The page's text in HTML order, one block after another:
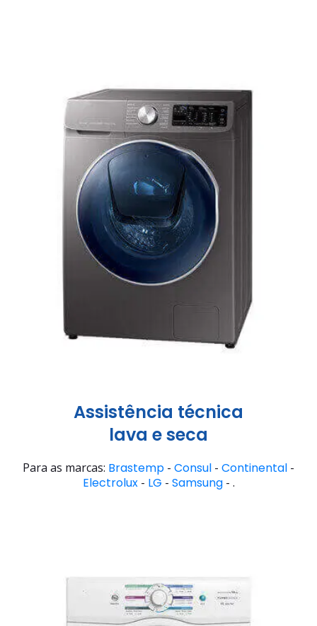
Assistência técnica
lava e seca
Para as marcas: Brastemp - Consul - Continental -
Electrolux- LG - Samsung- .